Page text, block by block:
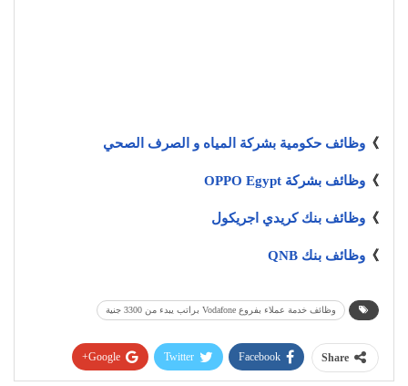
》 وظائف حكومية بشركة المياه و الصرف الصحي
》 وظائف بشركة OPPO Egypt
》 وظائف بنك كريدي اجريكول
》 وظائف بنك QNB
وظائف خدمة عملاء بفروع Vodafone براتب يبدء من 3300 جنية
Share
Facebook
Twitter
Google+